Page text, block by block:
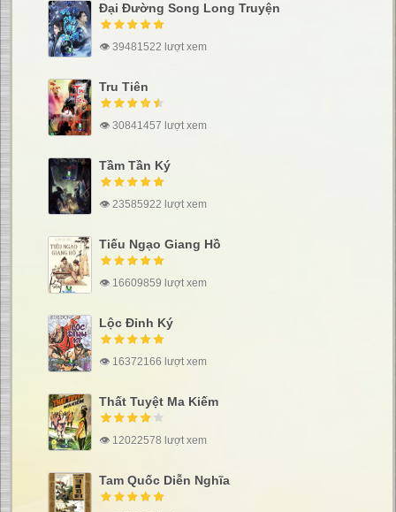
Đại Đường Song Long Truyện
👁 39481522 lượt xem
Tru Tiên
👁 30841457 lượt xem
Tầm Tần Ký
👁 23585922 lượt xem
Tiếu Ngạo Giang Hồ
👁 16609859 lượt xem
Lộc Đỉnh Ký
👁 16372166 lượt xem
Thất Tuyệt Ma Kiếm
👁 12022578 lượt xem
Tam Quốc Diễn Nghĩa